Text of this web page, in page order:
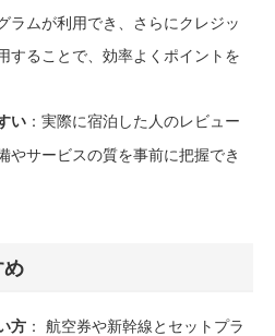
ラムが利用でき、さらにクレジッ
することで、効率よくポイントを
い ：実際に宿泊した人のレビュー
やサービスの質を事前に把握でき
め
方 ： 航空券や新幹線とセットプラ